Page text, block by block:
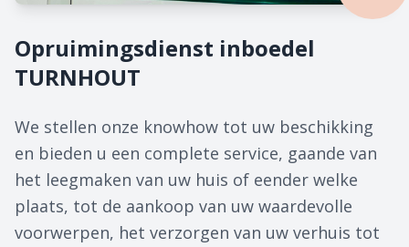
Opruimingsdienst inboedel
TURNHOUT
We stellen onze knowhow tot uw beschikking
en bieden u een complete service, gaande van
het leegmaken van uw huis of eender welke
plaats, tot de aankoop van uw waardevolle
voorwerpen, het verzorgen van uw verhuis tot